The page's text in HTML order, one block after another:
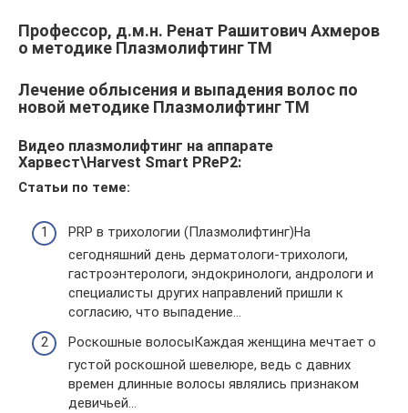
Профессор, д.м.н. Ренат Рашитович Ахмеров
о методике Плазмолифтинг ТМ
Лечение облысения и выпадения волос по
новой методике Плазмолифтинг ТМ
Видео плазмолифтинг на аппарате
Харвест\Harvest Smart PReP2:
Статьи по теме:
PRP в трихологии (Плазмолифтинг)На
сегодняшний день дерматологи-трихологи,
гастроэнтерологи, эндокринологи, андрологи и
специалисты других направлений пришли к
согласию, что выпадение…
Роскошные волосыКаждая женщина мечтает о
густой роскошной шевелюре, ведь с давних
времен длинные волосы являлись признаком
девичьей…